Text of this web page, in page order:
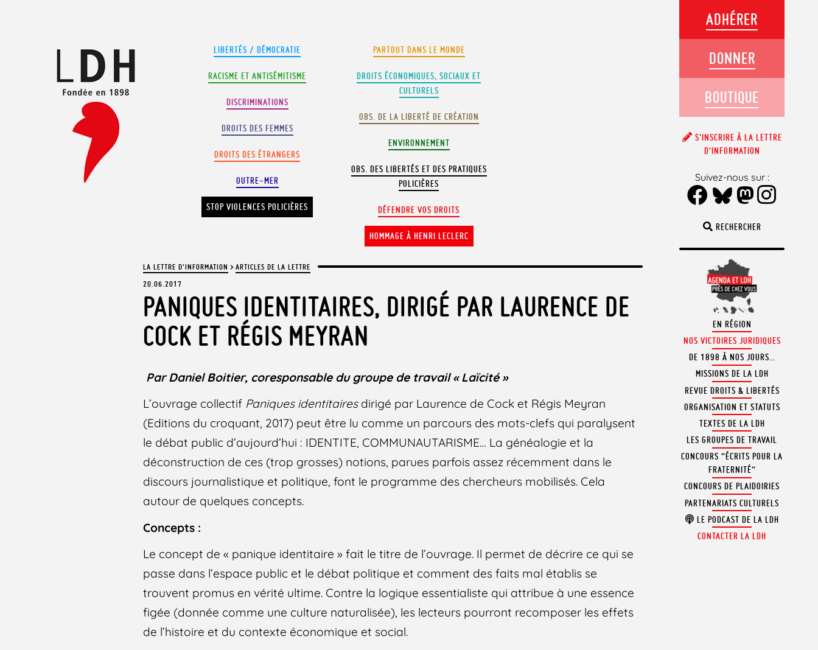
LIBERTÉS / DÉMOCRATIE
RACISME ET ANTISÉMITISME
DISCRIMINATIONS
DROITS DES FEMMES
DROITS DES ÉTRANGERS
OUTRE-MER
STOP VIOLENCES POLICIÈRES
PARTOUT DANS LE MONDE
DROITS ÉCONOMIQUES, SOCIAUX ET
CULTURELS
OBS. DE LA LIBERTÉ DE CRÉATION
ENVIRONNEMENT
OBS. DES LIBERTÉS ET DES PRATIQUES
POLICIÈRES
DÉFENDRE VOS DROITS
HOMMAGE À HENRI LECLERC
LA LETTRE D'INFORMATION >ARTICLES DE LA LETTRE
20.06.2017
PANIQUES IDENTITAIRES, DIRIGÉ PAR LAURENCE DE
COCK ET RÉGIS MEYRAN
Par Daniel Boitier, coresponsable du groupe de travail « Laïcité »
L’ouvrage collectif Paniques identitairesdirigé par Laurence de Cock et Régis Meyran
(Editions du croquant, 2017) peut être lu comme un parcours des mots-clefs qui paralysent
le débat public d’aujourd’hui : IDENTITE, COMMUNAUTARISME… La généalogie et la
déconstruction de ces (trop grosses) notions, parues parfois assez récemment dans le
discours journalistique et politique, font le programme des chercheurs mobilisés. Cela
autour de quelques concepts.
Concepts :
Le concept de « panique identitaire » fait le titre de l’ouvrage. Il permet de décrire ce qui se
passe dans l’espace public et le débat politique et comment des faits mal établis se
trouvent promus en vérité ultime. Contre la logique essentialiste qui attribue à une essence
figée (donnée comme une culture naturalisée), les lecteurs pourront recomposer les effets
de l’histoire et du contexte économique et social.
RECHERCHER
EN RÉGION
NOS VICTOIRES JURIDIQUES
DE 1898 À NOS JOURS…
MISSIONS DE LA LDH
REVUE DROITS & LIBERTÉS
ORGANISATION ET STATUTS
TEXTES DE LA LDH
LES GROUPES DE TRAVAIL
CONCOURS “ÉCRITS POUR LA
FRATERNITÉ”
CONCOURS DE PLAIDOIRIES
PARTENARIATS CULTURELS
LE PODCAST DE LA LDH
CONTACTER LA LDH
ADHÉRER
DONNER
BOUTIQUE
S’INSCRIRE À LA LETTRE
D’INFORMATION
Suivez-nous sur :